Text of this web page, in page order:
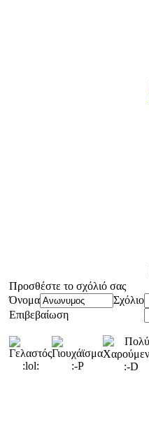
Προσθέστε το σχόλιό σας
Όνομα
Σχόλιο
Επιβεβαίωση